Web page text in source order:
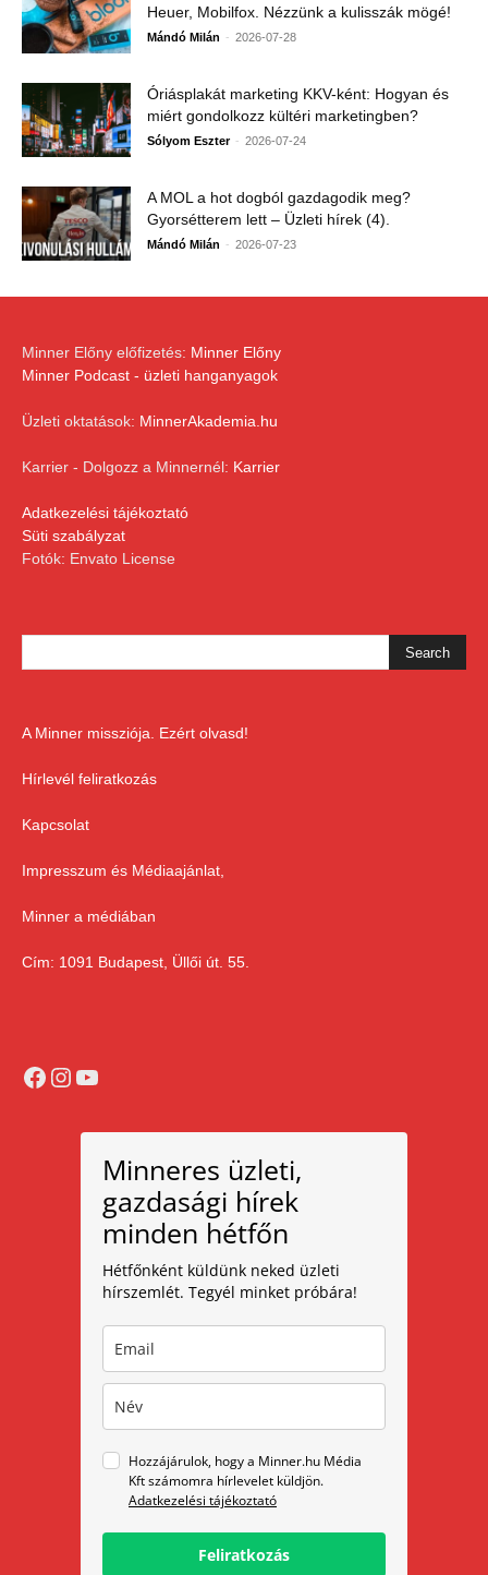
Heuer, Mobilfox. Nézzünk a kulisszák mögé!
Mándó Milán - 2026-07-28
Óriásplakát marketing KKV-ként: Hogyan és
miért gondolkozz kültéri marketingben?
Sólyom Eszter - 2026-07-24
A MOL a hot dogból gazdagodik meg?
Gyorsétterem lett – Üzleti hírek (4).
Mándó Milán - 2026-07-23
Minner Előny előfizetés: Minner Előny
Minner Podcast - üzleti hanganyagok
Üzleti oktatások: MinnerAkademia.hu
Karrier - Dolgozz a Minnernél: Karrier
Adatkezelési tájékoztató
Süti szabályzat
Fotók: Envato License
A Minner missziója. Ezért olvasd!
Hírlevél feliratkozás
Kapcsolat
Impresszum és Médiaajánlat,
Minner a médiában
Cím: 1091 Budapest, Üllői út. 55.
Facebook
Instagram
YouTube
Minneres üzleti,
gazdasági hírek
minden hétfőn
Hétfőnként küldünk neked üzleti
hírszemlét. Tegyél minket próbára!
Hozzájárulok, hogy a Minner.hu Média
Kft számomra hírlevelet küldjön.
Adatkezelési tájékoztató
Feliratkozás